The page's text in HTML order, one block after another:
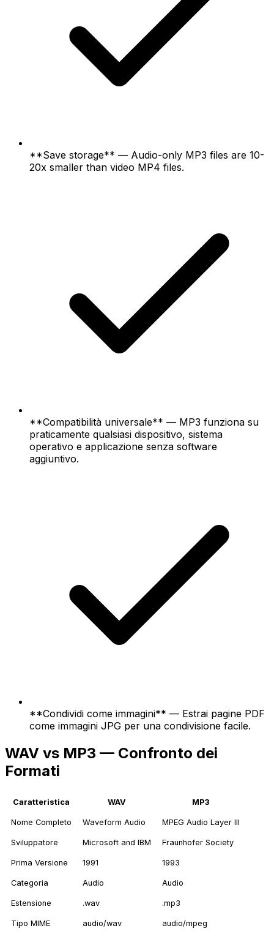
**Save storage** — Audio-only MP3 files are 10-
20x smaller than video MP4 files.
**Compatibilità universale** — MP3 funziona su
praticamente qualsiasi dispositivo, sistema
operativo e applicazione senza software
aggiuntivo.
**Condividi come immagini** — Estrai pagine PDF
come immagini JPG per una condivisione facile.
WAV vs MP3 — Confronto dei
Formati
Caratteristica WAV MP3
Nome Completo Waveform Audio MPEG Audio Layer III
Sviluppatore Microsoft and IBM Fraunhofer Society
Prima Versione 1991 1993
Categoria Audio Audio
Estensione .wav .mp3
Tipo MIME audio/wav audio/mpeg